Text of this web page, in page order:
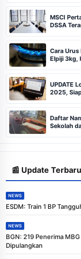
MSCI
DSSA
Cara Urus
Elpiji 3kg,
UPDATE
2025,
Daftar
Sekolah
📰 Update Terbaru
NEWS
ESDM: Train 1 BP
NEWS
BGN: 219 Penerima
Dipulangkan